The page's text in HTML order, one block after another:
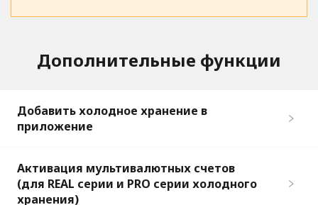
Дополнительные функции
Добавить холодное хранение в
приложение
Активация мультивалютных счетов
(для REAL серии и PRO серии холодного
хранения)